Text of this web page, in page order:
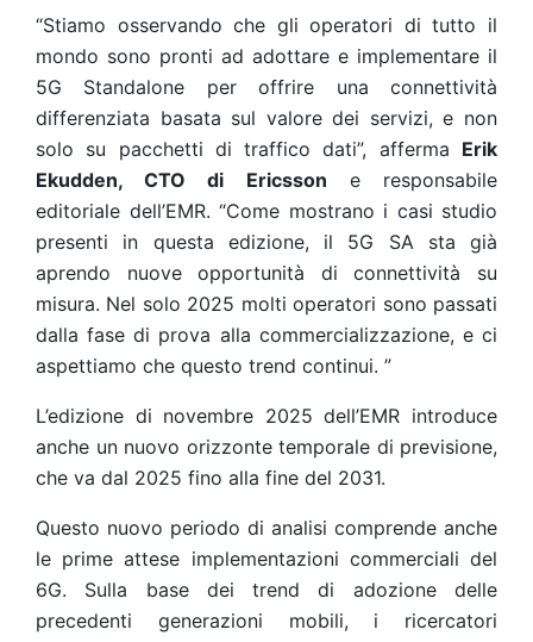
“Stiamo osservando che gli operatori di tutto il
mondo sono pronti ad adottare e implementare il
5G Standalone per offrire una connettività
differenziata basata sul valore dei servizi, e non
solo su pacchetti di traffico dati”, afferma Erik
Ekudden, CTO di Ericsson e responsabile
editoriale dell’EMR. “Come mostrano i casi studio
presenti in questa edizione, il 5G SA sta già
aprendo nuove opportunità di connettività su
misura. Nel solo 2025 molti operatori sono passati
dalla fase di prova alla commercializzazione, e ci
aspettiamo che questo trend continui. ”
L’edizione di novembre 2025 dell’EMR introduce
anche un nuovo orizzonte temporale di previsione,
che va dal 2025 fino alla fine del 2031.
Questo nuovo periodo di analisi comprende anche
le prime attese implementazioni commerciali del
6G. Sulla base dei trend di adozione delle
precedenti generazioni mobili, i ricercatori